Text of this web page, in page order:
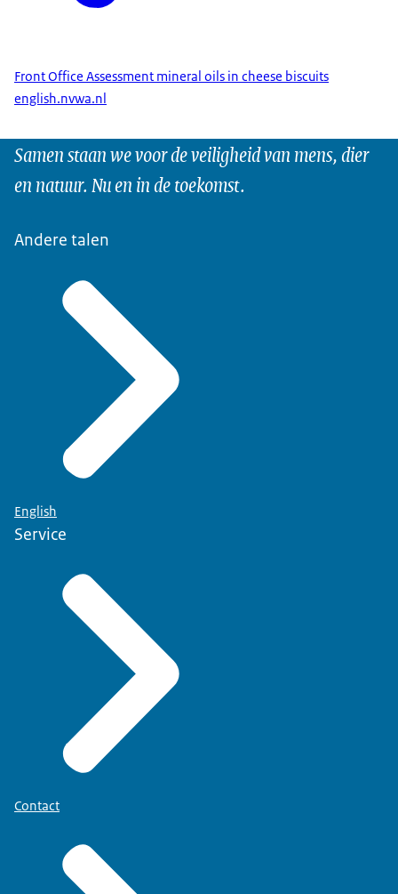
Front Office Assessment mineral oils in cheese biscuits
english.nvwa.nl
Samen staan we voor de veiligheid van mens, dier
en natuur. Nu en in de toekomst.
Andere talen
English
Service
Contact